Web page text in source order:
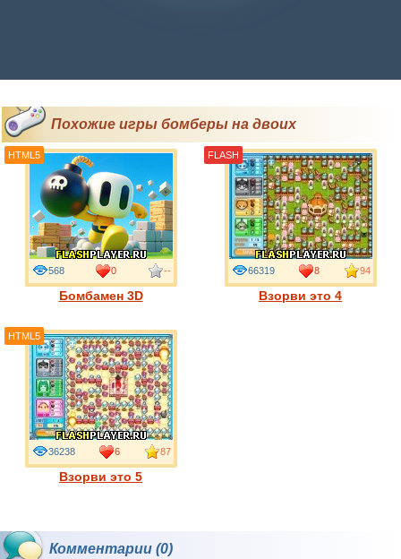
Похожие игры бомберы на двоих
Бомбамен 3D
568 0 --
HTML5
Взорви это 4
66319 8 94
FLASH
Взорви это 5
36238 6 87
HTML5
Комментарии (0)